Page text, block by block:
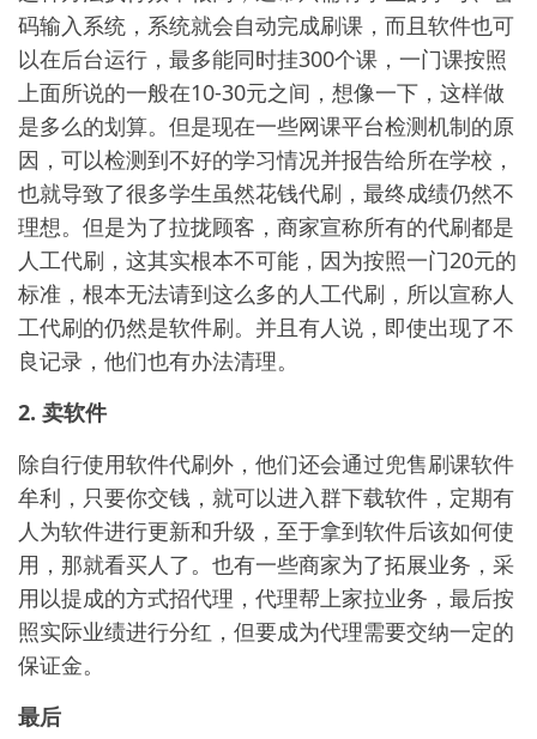
码输入系统，系统就会自动完成刷课，而且软件也可
以在后台运行，最多能同时挂300个课，一门课按照
上面所说的一般在10-30元之间，想像一下，这样做
是多么的划算。但是现在一些网课平台检测机制的原
因，可以检测到不好的学习情况并报告给所在学校，
也就导致了很多学生虽然花钱代刷，最终成绩仍然不
理想。但是为了拉拢顾客，商家宣称所有的代刷都是
人工代刷，这其实根本不可能，因为按照一门20元的
标准，根本无法请到这么多的人工代刷，所以宣称人
工代刷的仍然是软件刷。并且有人说，即使出现了不
良记录，他们也有办法清理。
2. 卖软件
除自行使用软件代刷外，他们还会通过兜售刷课软件
牟利，只要你交钱，就可以进入群下载软件，定期有
人为软件进行更新和升级，至于拿到软件后该如何使
用，那就看买人了。也有一些商家为了拓展业务，采
用以提成的方式招代理，代理帮上家拉业务，最后按
照实际业绩进行分红，但要成为代理需要交纳一定的
保证金。
最后